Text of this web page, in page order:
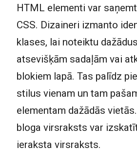
HTML elementi var
CSS. Dizaineri izmanto
klases, lai noteiktu
atsevišķām sadaļām vai
blokiem lapā. Tas palīdz
stilus vienam un tam
elementam dažādās
bloga virsraksts var
ieraksta virsraksts.